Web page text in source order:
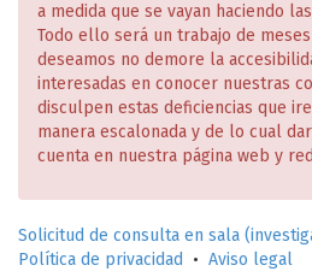
a medida que se vayan haciendo
Todo ello será un trabajo de
deseamos no demore la
interesadas en conocer nuestras
disculpen estas deficiencias que
manera escalonada y de lo cual
cuenta en nuestra página web y
Solicitud de consulta en sala
Política de privacidad
• Aviso legal